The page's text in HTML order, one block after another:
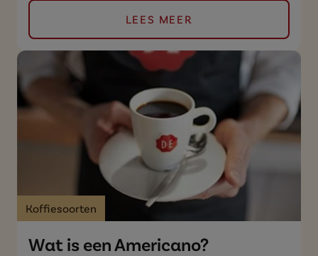
LEES MEER
Koffiesoorten
Wat is een Americano?